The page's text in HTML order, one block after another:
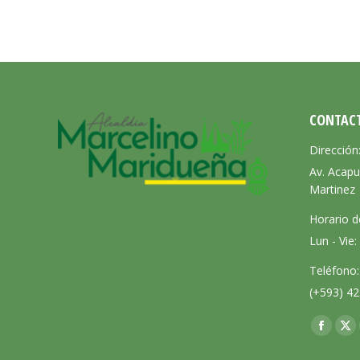
Dirección:
Av.
Martinez
Horario
Lun -
Teléfono:
(+593)
X